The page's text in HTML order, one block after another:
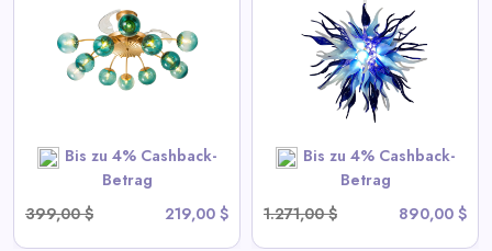
Bis zu 4% Cashback-
Betrag
399,00 $
219,00 $
Bis zu 4% Cashback-
Betrag
1.271,00 $
890,00 $
Kronleuchter Gradient Blau
und Frosted Weiß
View All BeyPan Deals
SHOP NOW